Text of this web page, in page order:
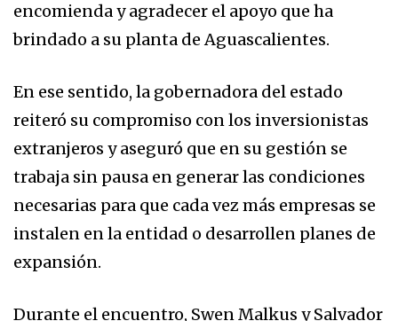
encomienda y agradecer el apoyo que ha
brindado a su planta de Aguascalientes.
En ese sentido, la gobernadora del estado
reiteró su compromiso con los inversionistas
extranjeros y aseguró que en su gestión se
trabaja sin pausa en generar las condiciones
necesarias para que cada vez más empresas se
instalen en la entidad o desarrollen planes de
expansión.
Durante el encuentro, Swen Malkus y Salvador